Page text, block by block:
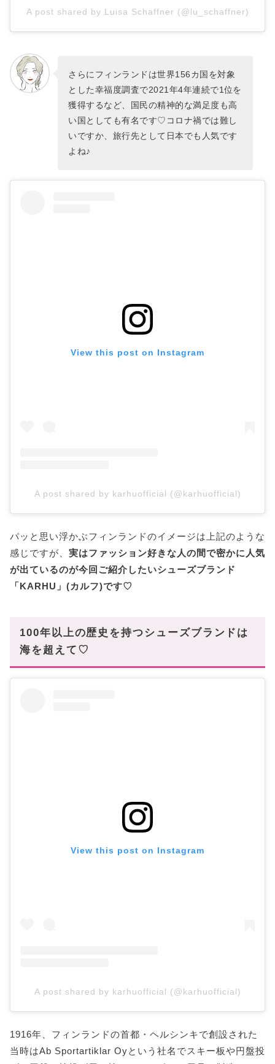
A post shared by Luisa Schaffner (@lu_schaffner)
さらにフィンランドは世界156カ国を対象
とした幸福度調査で2021年4年連続で1位を
獲得するなど、国民の精神的な満足度も高
い国としても有名です♡コロナ禍では難し
いですか、旅行先として日本でも人気です
よね♪
View this post on Instagram
A post shared by karhuofficial (@karhuofficial)
パッと思い浮かぶフィンランドのイメージは上記のような
感じですが、 実はファッション好きな人の間で密かに人気
が出ているのが今回ご紹介したいシューズブランド
「KARHU」(カルフ)です♡
100年以上の歴史を持つシューズブランドは
海を超えて♡
View this post on Instagram
A post shared by karhuofficial (@karhuofficial)
1916年、フィンランドの首都・ヘルシンキで創設された
当時はAb Sportartiklar Oyという社名でスキー板や円盤投